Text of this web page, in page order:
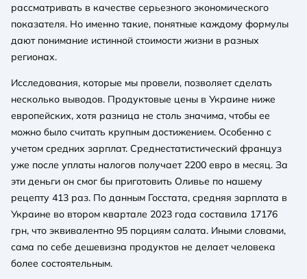
рассматривать в качестве серьезного экономического
показателя. Но именно такие, понятные каждому формулы
дают понимание истинной стоимости жизни в разных
регионах.
Исследования, которые мы провели, позволяет сделать
несколько выводов. Продуктовые цены в Украине ниже
европейских, хотя разница не столь значима, чтобы ее
можно было считать крупным достижением. Особенно с
учетом средних зарплат. Среднестатистический француз
уже после уплаты налогов получает 2200 евро в месяц. За
эти деньги он смог бы приготовить Оливье по нашему
рецепту 413 раз. По данным Госстата, средняя зарплата в
Украине во втором квартале 2023 года составила 17176
грн, что эквивалентно 95 порциям салата. Иными словами,
сама по себе дешевизна продуктов не делает человека
более состоятельным.